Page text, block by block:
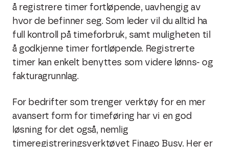
å registrere timer fortløpende, uavhengig av
hvor de befinner seg. Som leder vil du alltid ha
full kontroll på timeforbruk, samt muligheten til
å godkjenne timer fortløpende. Registrerte
timer kan enkelt benyttes som videre lønns- og
fakturagrunnlag.
For bedrifter som trenger verktøy for en mer
avansert form for timeføring har vi en god
løsning for det også, nemlig
timeregistreringsverktøyet Finago Busy. Her er